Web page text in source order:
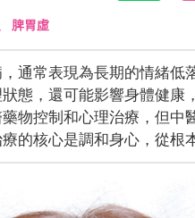
脾胃虛
通常表現為長期的情緒低
態，還可能影響身體健康
物控制和心理治療，但中
的核心是調和身心，從根